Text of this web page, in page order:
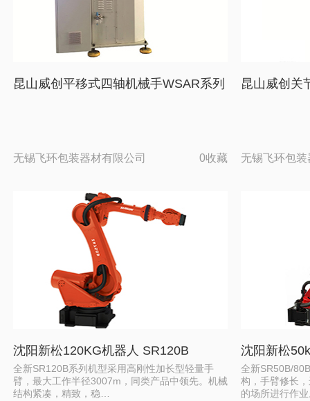
昆山威创平移式四轴机械手WSAR系列
无锡飞环包装器材有限公司 0收藏
昆山威创关
无锡飞环包
沈阳新松120KG机器人 SR120B
全新SR120B系列机型采用高刚性加长型轻量手
臂，最大工作半径3007m，同类产品中领先。机械
结构紧凑，精致，稳…
沈阳新松
全新SR50B/
构，手臂修长
的场所进行作